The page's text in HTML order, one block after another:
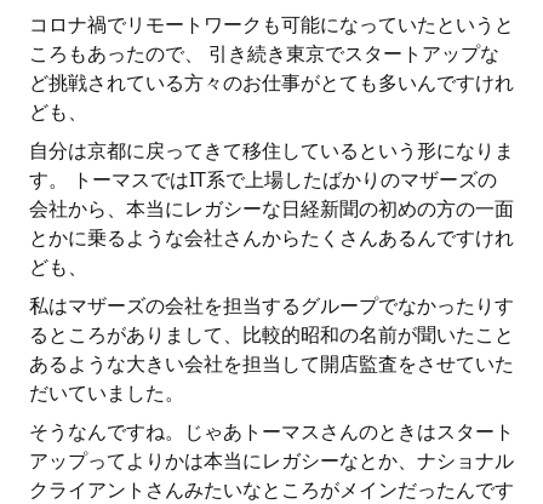
コロナ禍でリモートワークも可能になっていたというと
ころもあったので、 引き続き東京でスタートアップな
ど挑戦されている方々のお仕事がとても多いんですけれ
ども、
自分は京都に戻ってきて移住しているという形になりま
す。 トーマスではIT系で上場したばかりのマザーズの
会社から、本当にレガシーな日経新聞の初めの方の一面
とかに乗るような会社さんからたくさんあるんですけれ
ども、
私はマザーズの会社を担当するグループでなかったりす
るところがありまして、比較的昭和の名前が聞いたこと
あるような大きい会社を担当して開店監査をさせていた
だいていました。
そうなんですね。じゃあトーマスさんのときはスタート
アップってよりかは本当にレガシーなとか、ナショナル
クライアントさんみたいなところがメインだったんです